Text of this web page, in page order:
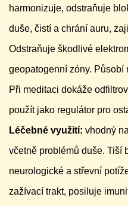
harmonizuje, odstraňuje
duše, čistí a chrání auru,
Odstraňuje škodlivé
geopatogenní zóny. Působí
Při meditaci dokáže
použít jako regulátor pro
Léčebné využití: vhodný
včetně problémů duše. Tiší
neurologické a střevní
zažívací trakt, posiluje